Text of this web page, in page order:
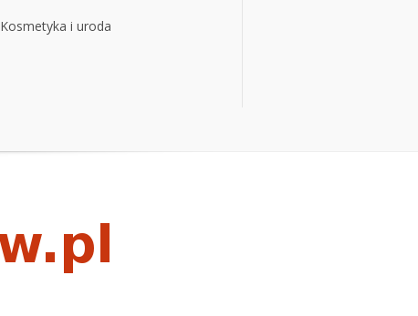
Kosmetyka i uroda